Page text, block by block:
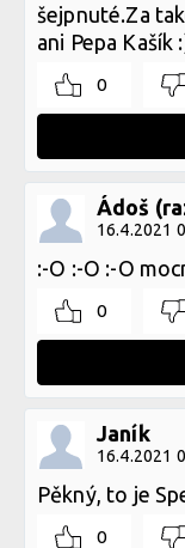
šejpnuté.Za
ani Pepa Kašík
0
Ádoš
16.4.2021
:-O :-O :-O
0
Janík
16.4.2021
Pěkný, to je
0